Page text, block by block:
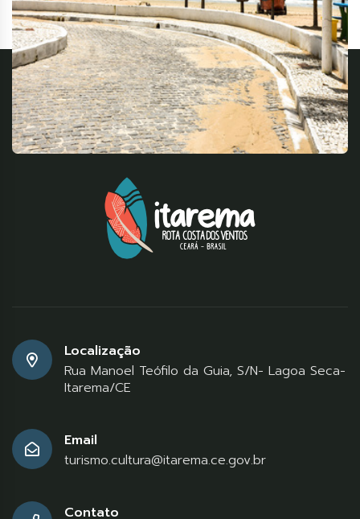
Localização
Rua Manoel Teófilo da Guia, S/N- Lagoa Seca-
Itarema/CE
Email
turismo.cultura@itarema.ce.gov.br
Contato